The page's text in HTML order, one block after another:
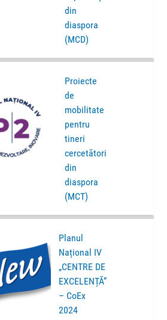
din
diaspora
(MCD)
Proiecte
de
mobilitate
pentru
tineri
cercetători
din
diaspora
(MCT)
Planul
Național IV
„CENTRE DE
EXCELENȚĂ”
– CoEx
2024